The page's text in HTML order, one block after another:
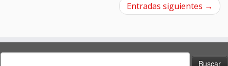
Entradas siguientes →
Buscar: